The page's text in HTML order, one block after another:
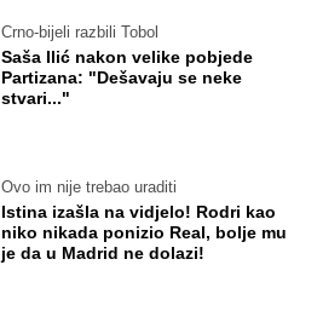
Crno-bijeli razbili Tobol
Saša Ilić nakon velike pobjede
Partizana: "Dešavaju se neke
stvari..."
Ovo im nije trebao uraditi
Istina izašla na vidjelo! Rodri kao
niko nikada ponizio Real, bolje mu
je da u Madrid ne dolazi!